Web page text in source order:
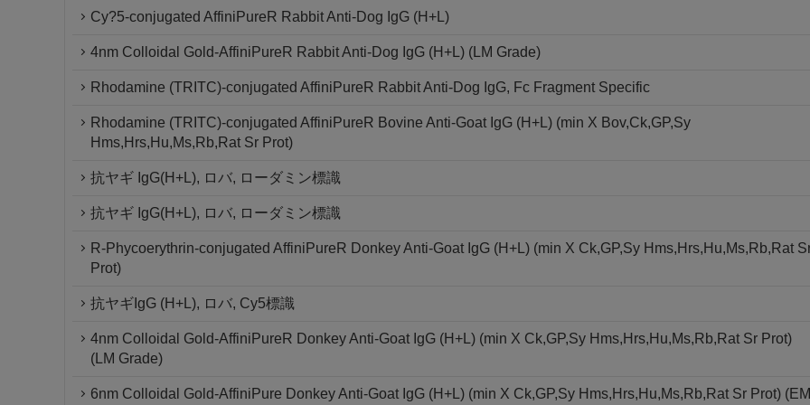
Cy?5-conjugated AffiniPureR Rabbit Anti-Dog IgG (H+L)
4nm Colloidal Gold-AffiniPureR Rabbit Anti-Dog IgG (H+L) (LM Grade)
Rhodamine (TRITC)-conjugated AffiniPureR Rabbit Anti-Dog IgG, Fc Fragment Specific
Rhodamine (TRITC)-conjugated AffiniPureR Bovine Anti-Goat IgG (H+L) (min X Bov,Ck,GP,Sy
Hms,Hrs,Hu,Ms,Rb,Rat Sr Prot)
抗ヤギ IgG(H+L), ロバ, ローダミン標識
抗ヤギ IgG(H+L), ロバ, ローダミン標識
R-Phycoerythrin-conjugated AffiniPureR Donkey Anti-Goat IgG (H+L) (min X Ck,GP,Sy Hms,Hrs,Hu,Ms,Rb,Rat
Prot)
抗ヤギIgG (H+L), ロバ, Cy5標識
4nm Colloidal Gold-AffiniPureR Donkey Anti-Goat IgG (H+L) (min X Ck,GP,Sy Hms,Hrs,Hu,Ms,Rb,Rat Sr Prot)
(LM Grade)
6nm Colloidal Gold-AffiniPure Donkey Anti-Goat IgG (H+L) (min X Ck,GP,Sy Hms,Hrs,Hu,Ms,Rb,Rat Sr Prot) (EM